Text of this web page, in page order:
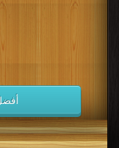
كتب 1990
كتب 1989
كتب 1978
كتب 1977
كتب 1974
كتب 1973
كتب 1970
كتب 1969